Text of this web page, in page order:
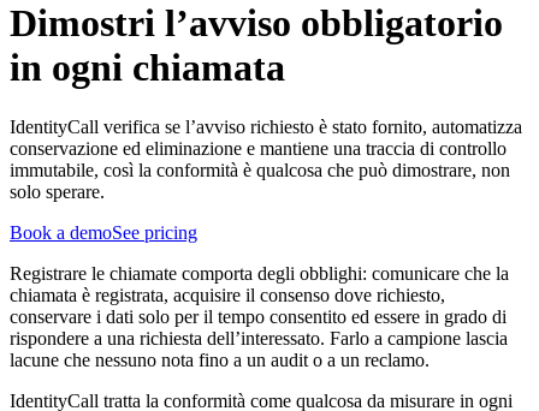
Dimostri l’avviso obbligatorio
in ogni chiamata
IdentityCall verifica se l’avviso richiesto è stato fornito, automatizza
conservazione ed eliminazione e mantiene una traccia di controllo
immutabile, così la conformità è qualcosa che può dimostrare, non
solo sperare.
Book a demoSee pricing
Registrare le chiamate comporta degli obblighi: comunicare che la
chiamata è registrata, acquisire il consenso dove richiesto,
conservare i dati solo per il tempo consentito ed essere in grado di
rispondere a una richiesta dell’interessato. Farlo a campione lascia
lacune che nessuno nota fino a un audit o a un reclamo.
IdentityCall tratta la conformità come qualcosa da misurare in ogni